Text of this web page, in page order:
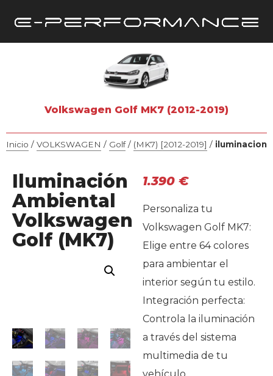
Volkswagen Golf MK7 (2012-2019)
Inicio / VOLKSWAGEN / Golf/ (MK7) [2012-2019] / iluminacion
Iluminación
Ambiental
Volkswagen
Golf (MK7)
1.390 €
Personaliza tu
Volkswagen Golf MK7:
Elige entre 64 colores
para ambientar el
interior según tu estilo.
Integración perfecta:
Controla la iluminación
a través del sistema
multimedia de tu